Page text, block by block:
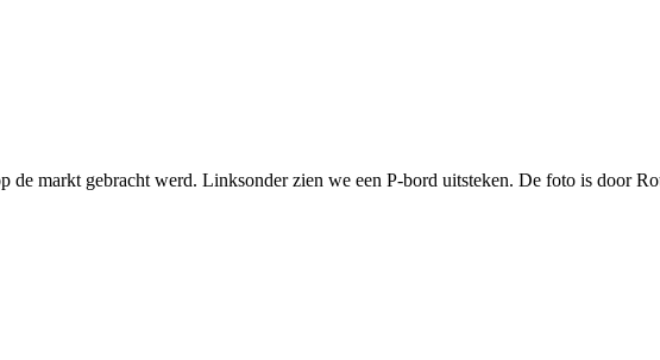
markt gebracht werd. Linksonder zien we een P-bord uitsteken. De foto is door